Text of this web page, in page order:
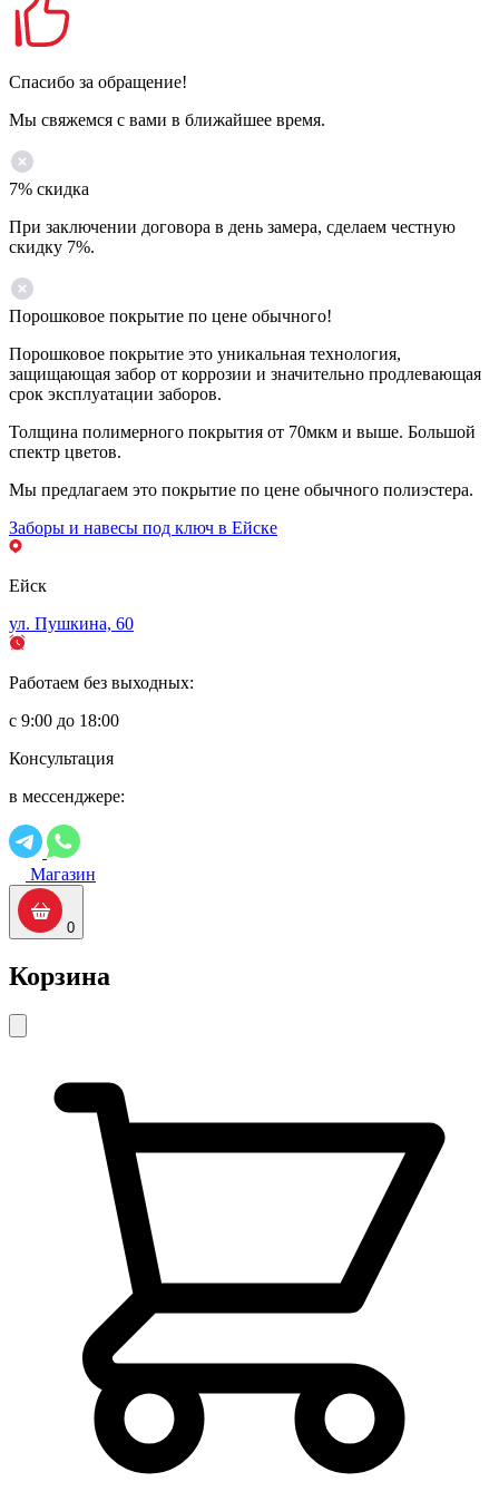
Спасибо за обращение!
Мы свяжемся с вами в ближайшее время.
7% скидка
При заключении договора в день замера, сделаем честную
скидку 7%.
Порошковое покрытие по цене обычного!
Порошковое покрытие это уникальная технология,
защищающая забор от коррозии и значительно продлевающая
срок эксплуатации заборов.
Толщина полимерного покрытия от 70мкм и выше. Большой
спектр цветов.
Мы предлагаем это покрытие по цене обычного полиэстера.
Заборы и навесы под ключ в Ейске
Ейск
ул. Пушкина, 60
Работаем без выходных:
с 9:00 до 18:00
Консультация
в мессенджере:
Магазин
0
Корзина